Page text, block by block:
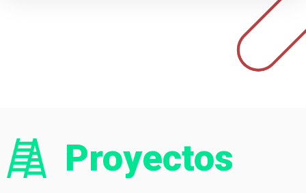
Proyectos